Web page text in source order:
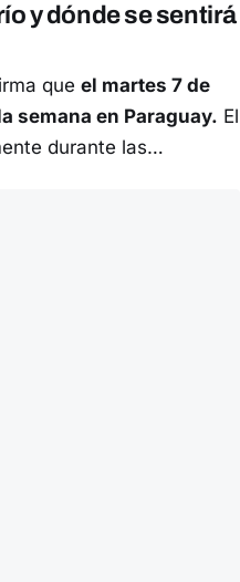
y dónde se sentirá
que el martes 7 de
semana en Paraguay. El
durante las…